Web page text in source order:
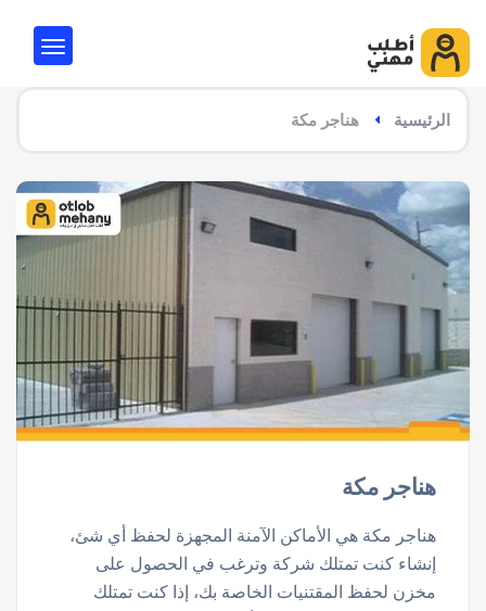
الرئيسية هناجر مكة
هناجر مكة
هناجر مكة هي الأماكن الآمنة المجهزة لحفظ أي شئ،
إنشاء كنت تمتلك شركة وترغب في الحصول على
مخزن لحفظ المقتنيات الخاصة بك، إذا كنت تمتلك